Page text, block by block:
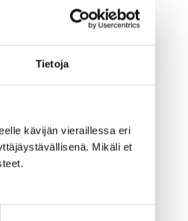
Tie­to­ja
kä­vi­jän vie­rail­les­sa eri
Mi­kä­li et